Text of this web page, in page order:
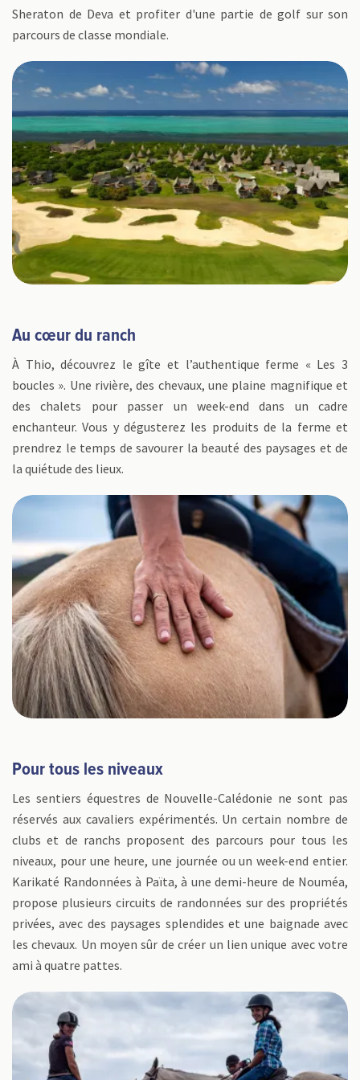
Sheraton de Deva et profiter d'une partie de golf sur son
parcours de classe mondiale.
Au cœur du ranch
À Thio, découvrez le gîte et l’authentique ferme « Les 3
boucles ». Une rivière, des chevaux, une plaine magnifique et
des chalets pour passer un week-end dans un cadre
enchanteur. Vous y dégusterez les produits de la ferme et
prendrez le temps de savourer la beauté des paysages et de
la quiétude des lieux.
Pour tous les niveaux
Les sentiers équestres de Nouvelle-Calédonie ne sont pas
réservés aux cavaliers expérimentés. Un certain nombre de
clubs et de ranchs proposent des parcours pour tous les
niveaux, pour une heure, une journée ou un week-end entier.
Karikaté Randonnées à Païta, à une demi-heure de Nouméa,
propose plusieurs circuits de randonnées sur des propriétés
privées, avec des paysages splendides et une baignade avec
les chevaux. Un moyen sûr de créer un lien unique avec votre
ami à quatre pattes.